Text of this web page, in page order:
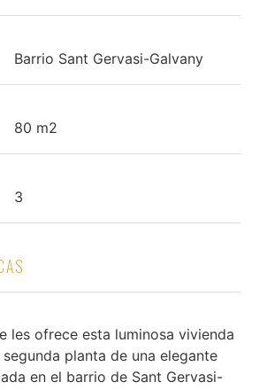
Barrio Sant Gervasi-Galvany
80 m2
3
les ofrece esta luminosa vivienda
planta de una elegante
en el barrio de Sant Gervasi-